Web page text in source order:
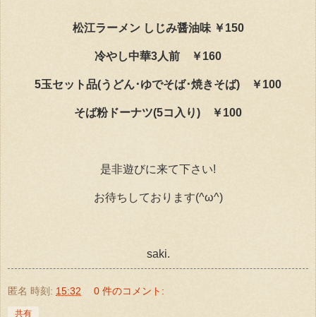
松江ラーメン しじみ醤油味 ￥150
冷やし中華3人前 ￥160
5玉セット品(うどん･ゆでそば･焼きそば) ￥100
そば粉ドーナツ(5コ入り) ￥100
是非遊びに来て下さい!
お待ちしております(^ω^)
saki.
匿名 時刻: 15:32 0 件のコメント:
共有